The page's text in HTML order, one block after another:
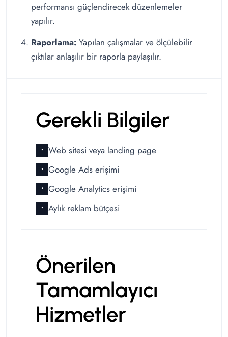
performansı güçlendirecek düzenlemeler
yapılır.
Raporlama: Yapılan çalışmalar ve ölçülebilir
çıktılar anlaşılır bir raporla paylaşılır.
Gerekli Bilgiler
• Web sitesi veya landing page
• Google Ads erişimi
• Google Analytics erişimi
• Aylık reklam bütçesi
Önerilen
Tamamlayıcı
Hizmetler